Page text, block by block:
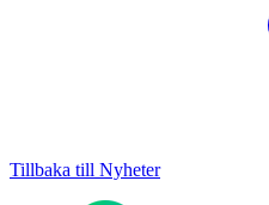
Tillbaka till Nyheter